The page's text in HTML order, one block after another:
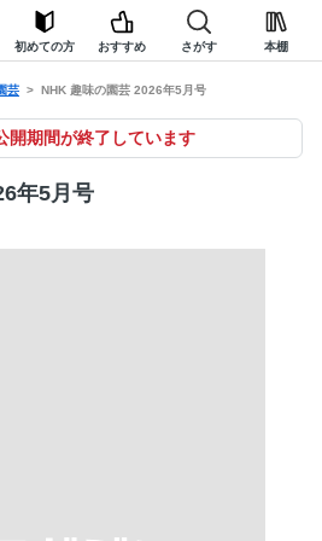
初めての方 おすすめ さがす 本棚
芸 NHK 趣味の園芸 2026年5月号
開期間が終了しています
年5月号